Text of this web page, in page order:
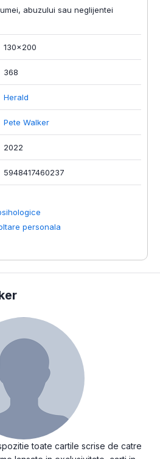
abuzului sau neglijentei
130x200
368
Herald
Pete Walker
2022
5948417460237
personala
toate cartile scrise de catre